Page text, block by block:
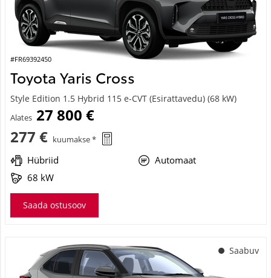
#FR69392450
Toyota Yaris Cross
Style Edition 1.5 Hybrid 115 e-CVT (Esirattavedu) (68 kW)
Alates 27 800 €
277 € kuumakse *
Hübriid
Automaat
68 kW
Saada ostusoov
Saabuv